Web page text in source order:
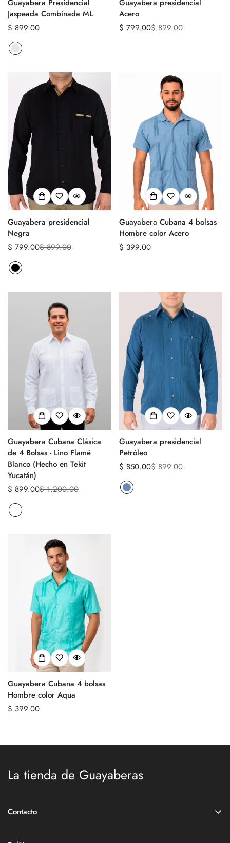
Guayabera Presidencial
Jaspeada Combinada ML
Precio
regular
$ 899.00
Guayabera presidencial
Acero
Precio
$ 799.00
Precio
$ 899.00
Guayabera presidencial
Negra
Precio
de
venta
$ 799.00
Precio
regular
$ 899.00
Guayabera Cubana 4 bolsas
Hombre color Acero
Precio
$ 399.00
Guayabera Cubana Clásica
de 4 Bolsas - Lino Flamé
Blanco (Hecho en Tekit
Yucatán)
Precio
de
venta
$ 899.00
Precio
regular
$ 1,200.00
Guayabera presidencial
Petróleo
Precio
de
venta
$ 850.00
Precio
regular
$ 899.00
Guayabera Cubana 4 bolsas
Hombre color Aqua
Precio
$ 399.00
La tienda de Guayaberas
de guayaberas hechas en Tekit, Yucatán la Capital de la
Contacto
Confirm your age
Are you 18 years old or older?
Yes, I am